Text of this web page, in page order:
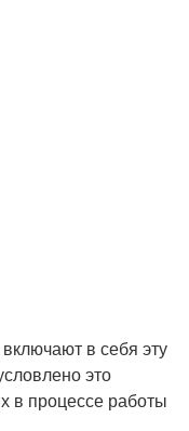
в себя эту
это
в процессе работы